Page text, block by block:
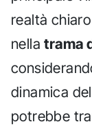
realtà
nellatrama
dinamica
potrebbe